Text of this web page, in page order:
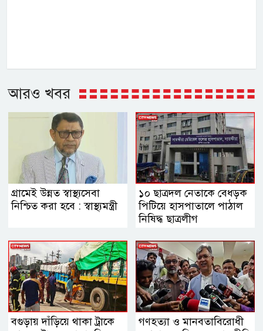
আরও খবর
গ্রামেই উন্নত স্বাস্থ্যসেবা
নিশ্চিত করা হবে : স্বাস্থ্যমন্ত্রী
১০ ছাত্রদল নেতাকে বেধড়ক
পিটিয়ে হাসপাতালে পাঠাল
নিষিদ্ধ ছাত্রলীগ
বগুড়ায় দাঁড়িয়ে থাকা ট্রাকে
গণহত্যা ও মানবতাবিরোধী